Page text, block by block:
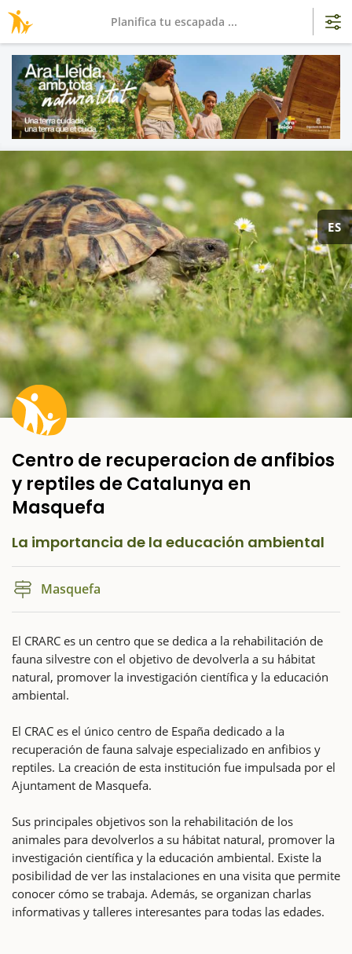
ES
Centro de recuperacion de anfibios
y reptiles de Catalunya en
Masquefa
La importancia de la educación ambiental
Masquefa
El CRARC es un centro que se dedica a la rehabilitación de
fauna silvestre con el objetivo de devolverla a su hábitat
natural, promover la investigación científica y la educación
ambiental.
El CRAC es el único centro de España dedicado a la
recuperación de fauna salvaje especializado en anfibios y
reptiles. La creación de esta institución fue impulsada por el
Ajuntament de Masquefa.
Sus principales objetivos son la rehabilitación de los
animales para devolverlos a su hábitat natural, promover la
investigación científica y la educación ambiental. Existe la
posibilidad de ver las instalaciones en una visita que permite
conocer cómo se trabaja. Además, se organizan charlas
informativas y talleres interesantes para todas las edades.
Planifica tu escapada ...